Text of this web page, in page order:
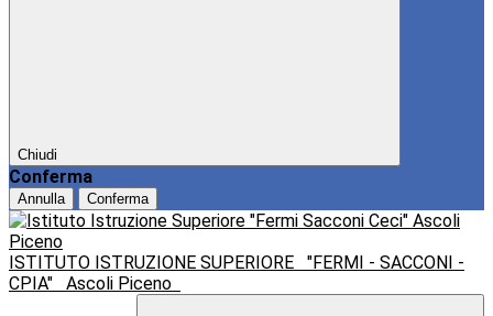
Chiudi
Conferma
Annulla Conferma
ISTITUTO ISTRUZIONE SUPERIORE
"FERMI - SACCONI -
CPIA"
Ascoli Piceno